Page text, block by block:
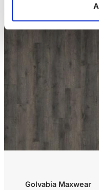
Golvabia Maxwear